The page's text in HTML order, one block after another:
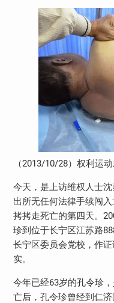
（2013/10/28）权利运动
今天，是上访维权人士
出所无任何法律手续闯
拷拷走死亡的第四天。
珍到位于长宁区江苏路
长宁区委员会党校，作
实。
今年已经63岁的孔令珍
亡后，孔令珍曾经到仁